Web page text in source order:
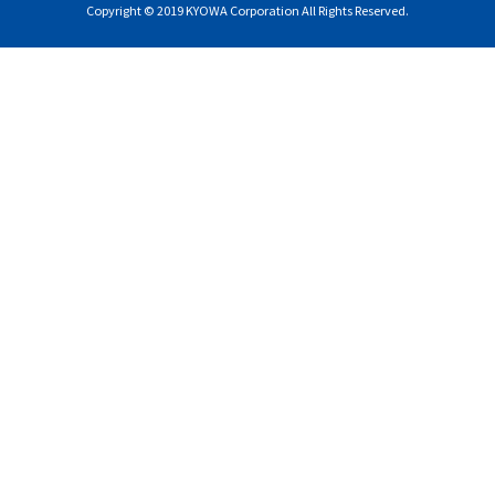
Copyright © 2019 KYOWA Corporation All Rights Reserved.